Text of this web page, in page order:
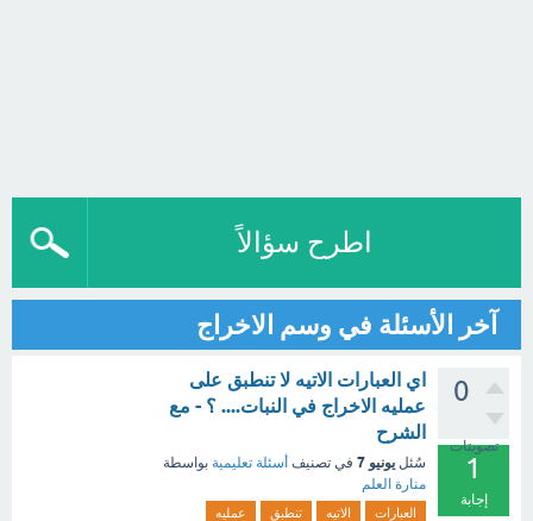
اطرح سؤالاً
آخر الأسئلة في وسم الاخراج
0
تصويتات
1
إجابة
اي العبارات الاتيه لا تنطبق على
عمليه الاخراج في النبات.... ؟ - مع
الشرح
سُئل يونيو 7 في تصنيف أسئلة تعليمية بواسطة
منارة العلم
العبارات الاتيه تنطبق
عمليه